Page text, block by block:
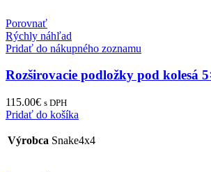
Porovnať
Rýchly náhľad
Pridať do nákupného zoznamu
Rozširovacie podložky pod kolesá
115.00€ s DPH
Pridať do košíka
Výrobca Snake4x4